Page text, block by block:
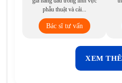
phẫu thuật và cải...
Bác sĩ tư vấn
XEM